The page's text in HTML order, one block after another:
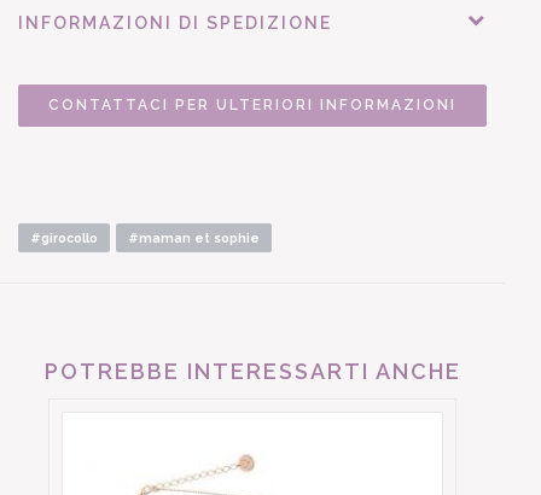
INFORMAZIONI DI SPEDIZIONE
CONTATTACI PER ULTERIORI INFORMAZIONI
#girocollo #maman et sophie
POTREBBE INTERESSARTI ANCHE